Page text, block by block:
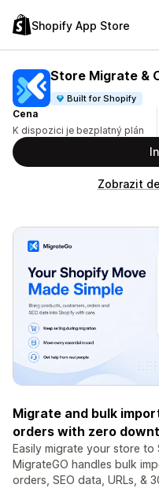
Shopify App Store
Store Migrate &
Built for Shopify
Cena
K dispozici je bezplatný plán
Zobrazit
Migrate and bulk
orders with zero
Easily migrate your store
MigrateGO handles bulk
orders, SEO data, URLs, &